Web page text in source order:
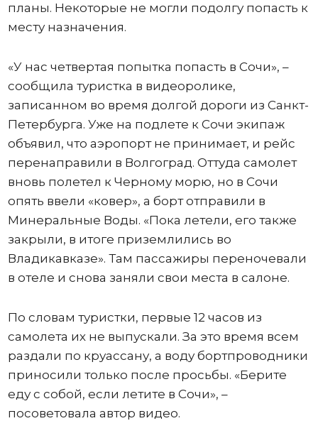
планы. Некоторые не могли подолгу попасть к
месту назначения.
«У нас четвертая попытка попасть в Сочи», –
сообщила туристка в видеоролике,
записанном во время долгой дороги из Санкт-
Петербурга. Уже на подлете к Сочи экипаж
объявил, что аэропорт не принимает, и рейс
перенаправили в Волгоград. Оттуда самолет
вновь полетел к Черному морю, но в Сочи
опять ввели «ковер», а борт отправили в
Минеральные Воды. «Пока летели, его также
закрыли, в итоге приземлились во
Владикавказе». Там пассажиры переночевали
в отеле и снова заняли свои места в салоне.
По словам туристки, первые 12 часов из
самолета их не выпускали. За это время всем
раздали по круассану, а воду бортпроводники
приносили только после просьбы. «Берите
еду с собой, если летите в Сочи», –
посоветовала автор видео.